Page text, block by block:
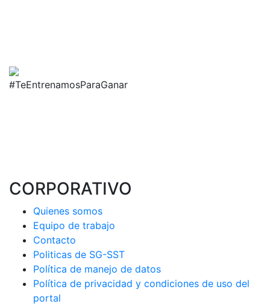
#TeEntrenamosParaGanar
CORPORATIVO
Quienes somos
Equipo de trabajo
Contacto
Politicas de SG-SST
Política de manejo de datos
Política de privacidad y condiciones de uso del
portal